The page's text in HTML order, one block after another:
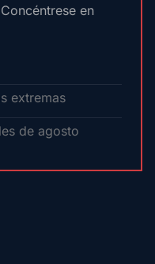
en
extremas
de agosto